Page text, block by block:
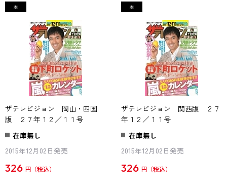
ザテレビジョン 岡山・四国
版 ２７年１２／１１号
在庫無し
2015年12月02日発売
326 円
ザテレビジョン 関西版 ２７
年１２／１１号
在庫無し
2015年12月02日発売
326 円